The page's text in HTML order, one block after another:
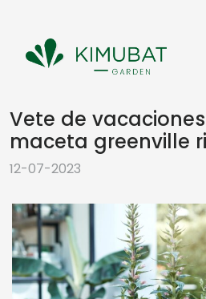
Skip
to
Vete de
maceta greenville
12-07-2023